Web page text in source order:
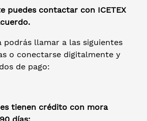
puedes contactar con ICETEX
podrás llamar a las siguientes
o conectarse digitalmente y
de pago:
tienen crédito con mora